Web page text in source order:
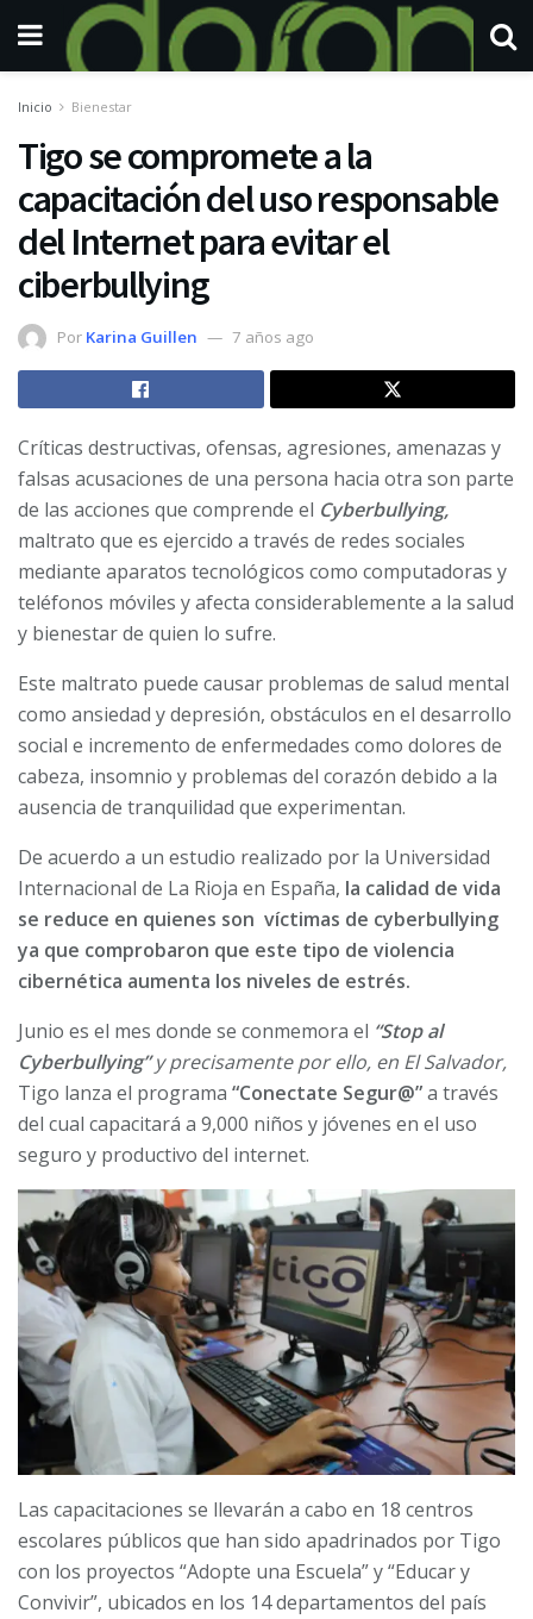
Inicio Bienestar
Tigo se compromete a la
capacitación del uso responsable
del Internet para evitar el
ciberbullying
Por Karina Guillen 7 años ago
Críticas destructivas, ofensas, agresiones, amenazas y
falsas acusaciones de una persona hacia otra son parte
de las acciones que comprende el Cyberbullying,
maltrato que es ejercido a través de redes sociales
mediante aparatos tecnológicos como computadoras y
teléfonos móviles y afecta considerablemente a la salud
y bienestar de quien lo sufre.
Este maltrato puede causar problemas de salud mental
como ansiedad y depresión, obstáculos en el desarrollo
social e incremento de enfermedades como dolores de
cabeza, insomnio y problemas del corazón debido a la
ausencia de tranquilidad que experimentan.
De acuerdo a un estudio realizado por la Universidad
Internacional de La Rioja en España, la calidad de vida
se reduce en quienes son víctimas de cyberbullying
ya que comprobaron que este tipo de violencia
cibernética aumenta los niveles de estrés.
Junio es el mes donde se conmemora el “Stop al
Cyberbullying”y precisamente por ello, en El Salvador,
Tigo lanza el programa “Conectate Segur@”a través
del cual capacitará a 9,000 niños y jóvenes en el uso
seguro y productivo del internet.
Las capacitaciones se llevarán a cabo en 18 centros
escolares públicos que han sido apadrinados por Tigo
con los proyectos “Adopte una Escuela” y “Educar y
Convivir”, ubicados en los 14 departamentos del país